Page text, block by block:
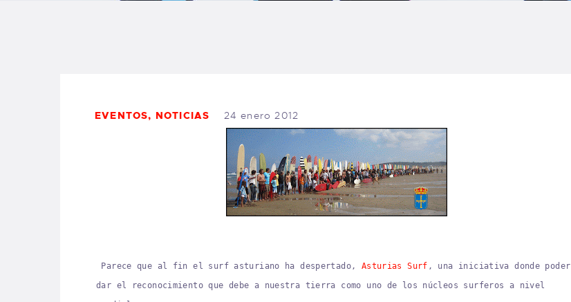
CARRITO
TIENDA FAMILY
SURFERS
WEBCAM SALINAS
EVENTOS, NOTICIAS 24 enero 2012
Parece que al fin el surf asturiano ha despertado, Asturias Surf , una iniciativa donde poder
dar el reconocimiento que debe a nuestra tierra como uno de los núcleos surferos a nivel